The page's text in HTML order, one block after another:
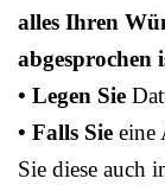
alles Ihren
abgesprochen
• Legen Sie
• Falls Sie eine
Sie diese auch